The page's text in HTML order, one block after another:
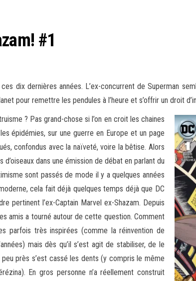
#1
dix dernières années. L’ex-concurrent de Superman
pour remettre les pendules à l’heure et s’offrir un droit
? Pas grand-chose si l’on en croit les chaines
épidémies, sur une guerre en Europe et un page
confondus avec la naïveté, voire la bêtise. Alors
dans une émission de débat en parlant du
sont passés de mode il y a quelques années
cela fait déjà quelques temps déjà que DC
pertinent l’ex-Captain Marvel ex-Shazam. Depuis
amis a tourné autour de cette question. Comment
parfois très inspirées (comme la réinvention de
mais dès qu’il s’est agit de stabiliser, de le
près s’est cassé les dents (y compris le même
En gros personne n’a réellement construit